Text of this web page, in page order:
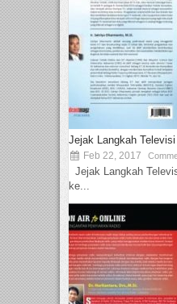
Jejak Langkah
Feb 22, 2017
Jejak Langkah
ke...